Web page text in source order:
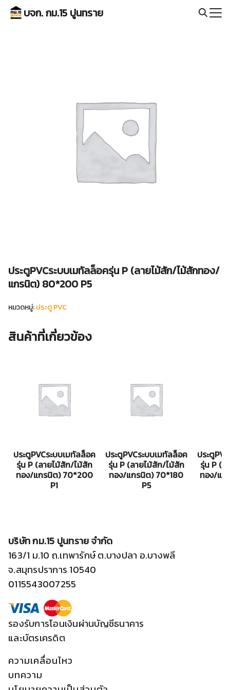
Skip
บจก. กม.15 ปูนทราย
ประตูPVCระบบเมทัลล็อครุ่น P (ลายไม้สัก/ไม้สักทอง/
แกรนิต) 80*200 P5
หมวดหมู่:ประตู PVC
สินค้าที่เกี่ยวข้อง
ประตูPVCระบบเมทัลล็อค
รุ่น P (ลายไม้สัก/ไม้สัก
ทอง/แกรนิต) 70*200
P1
ประตูPVCระบบเมทัลล็อค
รุ่น P (ลายไม้สัก/ไม้สัก
ทอง/แกรนิต) 70*180
P5
ประตู
รุ่น P (
ทอง/แ
บริษัท กม.15 ปูนทราย จำกัด
163/1 ม.10 ถ.เทพารักษ์ ต.บางปลา อ.บางพลี
จ.สมุทรปราการ 10540
0115543007255
รองรับการโอนเงินผ่านบัญชีธนาคาร
และบัตรเครดิต
ความเคลื่อนไหว
บทความ